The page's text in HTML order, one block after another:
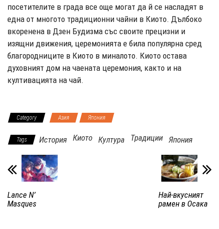
посетителите в града все още могат да й се насладят в
една от многото традиционни чайни в Киото. Дълбоко
вкоренена в Дзен Будизма със своите прецизни и
изящни движения, церемонията е била популярна сред
благородниците в Киото в миналото. Киото остава
духовният дом на чаената церемония, както и на
култивацията на чай.
Category Азия Япония
Tags История Киото Култура Традиции Япония
Lance N’
Masques
Най-вкусният
рамен в Осака